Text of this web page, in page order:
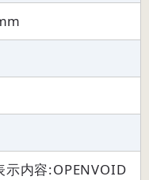
内容:OPENVOID